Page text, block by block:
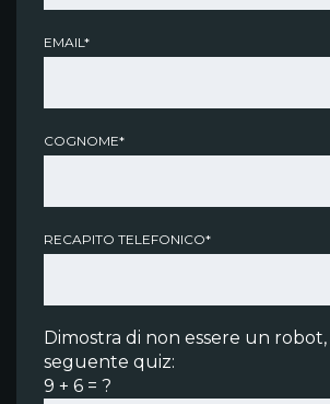
EMAIL*
COGNOME*
RECAPITO TELEFONICO*
Dimostra di non essere un robot,
seguente quiz:
9 + 6 = ?